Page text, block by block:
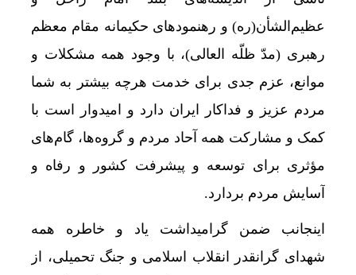
عظیم‌الشأن(ره) و رهنمودهای حکیمانه مقام معظم
رهبری (مدّ ظلّه العالی)، با وجود همه مشکلات و
موانع، عزم جدی برای خدمت هرچه بیشتر به شما
مردم عزیز و فداکار ایران دارد و امیدوار است با
کمک و مشارکت همه آحاد مردم و گروه‌ها، گام‌های
مؤثری برای توسعه و پیشرفت کشور و رفاه و
آسایش مردم بردارد.
اینجانب ضمن گرامیداشت یاد و خاطره همه
شهدای گرانقدر انقلاب اسلامی و جنگ تحمیلی، از